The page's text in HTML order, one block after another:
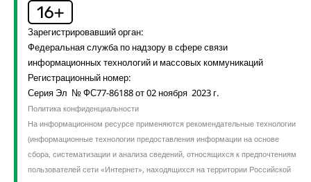
Зарегистрировавший орган:
Федеральная служба по надзору в сфере связи
информационных технологий и массовых коммуникаций
Регистрационный номер:
Серия Эл № ФС77-86188 от 02 ноября 2023 г.
Политика конфиденциальности
На информационном ресурсе применяются рекомендательные технологии
(информационные технологии предоставления информации на основе
сбора, систематизации и анализа сведений, относящихся к предпочтениям
пользователей сети «Интернет», находящихся на территории Российской